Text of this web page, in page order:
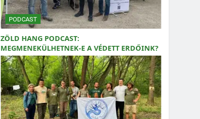
PODCAST
ZÖLD HANG PODCAST:
MEGMENEKÜLHETNEK-E A VÉDETT ERDŐINK?